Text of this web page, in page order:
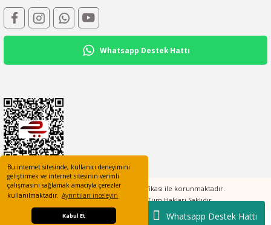
Bu internet sitesinde, kullanıcı deneyimini
geliştirmek ve internet sitesinin verimli
çalışmasını sağlamak amacıyla çerezler
kullanılmaktadır. Ayrıntıları inceleyin
Kabul Et Whatsapp Destek Hattı
Whatsapp Destek Hattı
Tüm bilgileriniz 256bit SSL Sertifikası ile korunmaktadır.
©2023 elcotomasyon.com Tüm Hakları Saklıdır